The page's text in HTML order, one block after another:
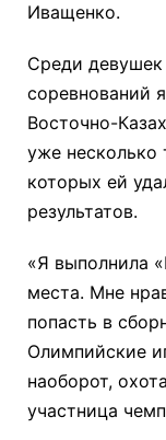
Иващенко.
Среди
соревнований
Восточно-
уже несколько
которых ей
результатов.
«Я выполнила
места. Мне
попасть в
Олимпийские
наоборот,
участница